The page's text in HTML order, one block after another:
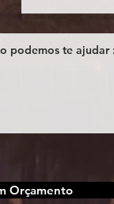
Orçamento